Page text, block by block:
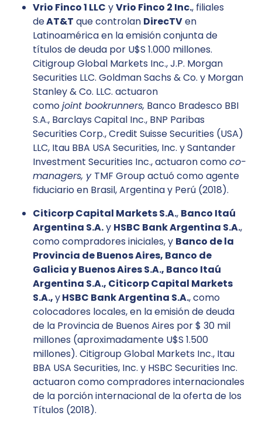
Vrio Finco 1 LLC yVrio Finco 2 Inc., filiales
deAT&T que controlan DirecTVen
Latinoamérica en la emisión conjunta de
títulos de deuda por U$S 1.000 millones.
Citigroup Global Markets Inc., J.P. Morgan
Securities LLC. Goldman Sachs & Co. y Morgan
Stanley & Co. LLC. actuaron
comojoint bookrunners, Banco Bradesco BBI
S.A., Barclays Capital Inc., BNP Paribas
Securities Corp., Credit Suisse Securities (USA)
LLC, Itau BBA USA Securities, Inc. y Santander
Investment Securities Inc., actuaron comoco-
managers, y TMF Group actuó como agente
fiduciario en Brasil, Argentina y Perú (2018).
Citicorp Capital Markets S.A., Banco Itaú
Argentina S.A.y HSBC Bank Argentina S.A.,
como compradores iniciales, y Banco de la
Provincia de Buenos Aires, Banco de
Galicia y Buenos Aires S.A., Banco Itaú
Argentina S.A., Citicorp Capital Markets
S.A.,yHSBC Bank Argentina S.A., como
colocadores locales, en la emisión de deuda
de la Provincia de Buenos Aires por $ 30 mil
millones (aproximadamente U$S 1.500
millones). Citigroup Global Markets Inc., Itau
BBA USA Securities, Inc. y HSBC Securities Inc.
actuaron como compradores internacionales
de la porción internacional de la oferta de los
Títulos (2018).